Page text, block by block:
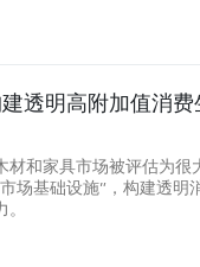
透明高附加值消
材和家具市场被评估为很
场基础设施”，构建透明